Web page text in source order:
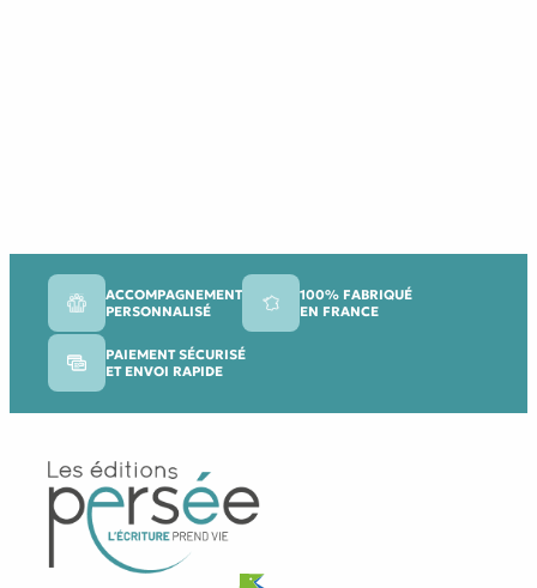
ACCOMPAGNEMENT
PERSONNALISÉ
100% FABRIQUÉ
EN FRANCE
PAIEMENT SÉCURISÉ
ET ENVOI RAPIDE